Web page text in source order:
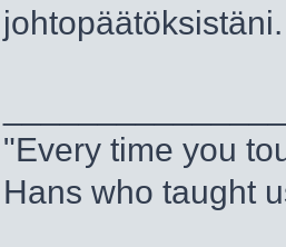
johtopäätöksistäni.
"Every time you
Hans who taught